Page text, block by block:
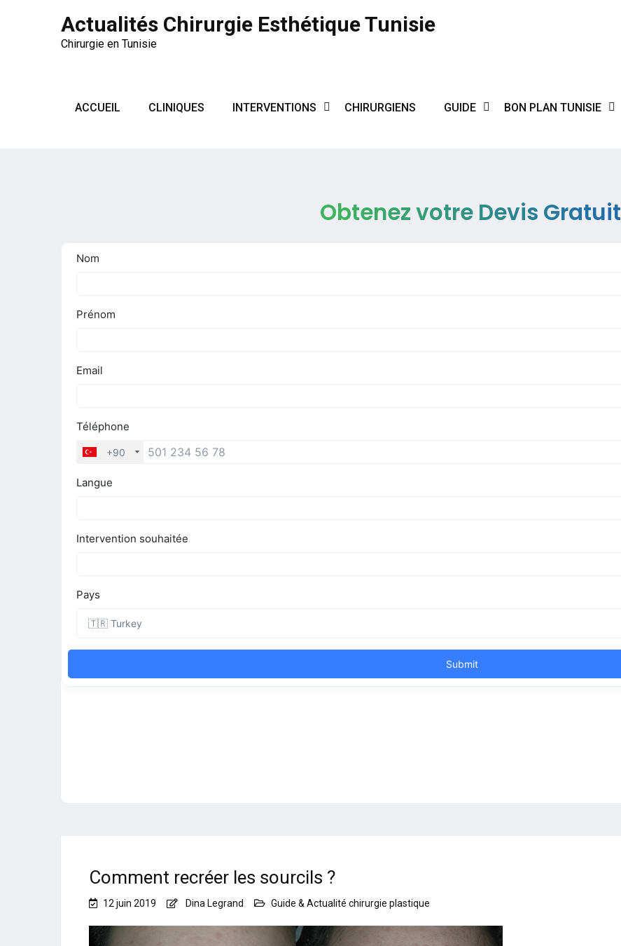
Actualités Chirurgie Esthétique Tunisie
Chirurgie en Tunisie
ACCUEIL CLINIQUES INTERVENTIONS CHIRURGIENS GUIDE BON PLAN TUNISIE
Obtenez votre Devis Gratuit
Comment recréer les sourcils ?
12 juin 2019 Dina Legrand Guide & Actualité chirurgie plastique